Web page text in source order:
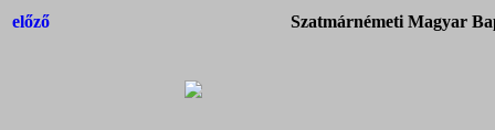
előző Szatmárnémeti Magyar